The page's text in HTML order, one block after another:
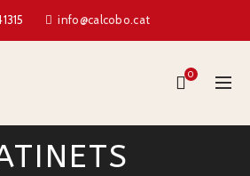
info@calcobo.cat
0